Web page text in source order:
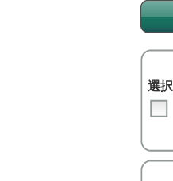
選択